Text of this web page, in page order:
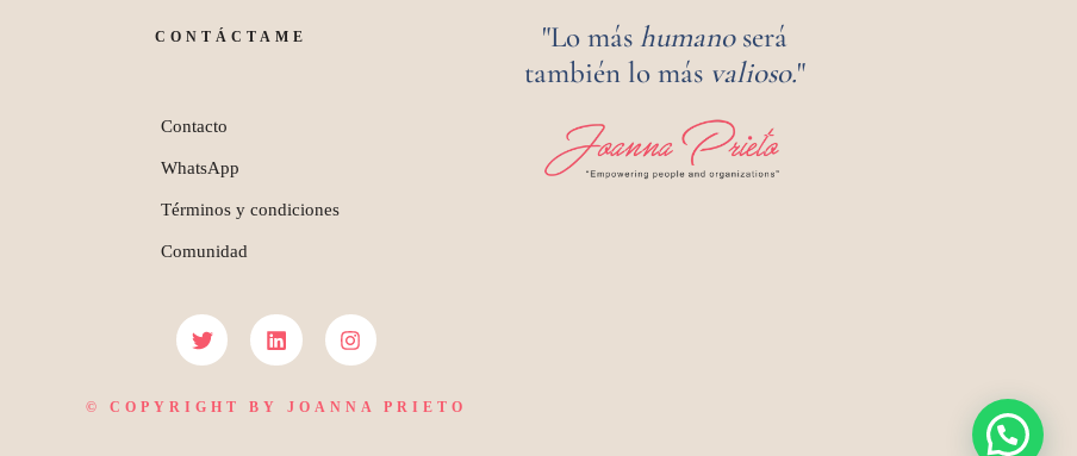
CONTÁCTAME
Contacto
WhatsApp
Términos y condiciones
Comunidad
"Lo más humanoserá
también lo más valioso."
© COPYRIGHT BY JOANNA PRIETO